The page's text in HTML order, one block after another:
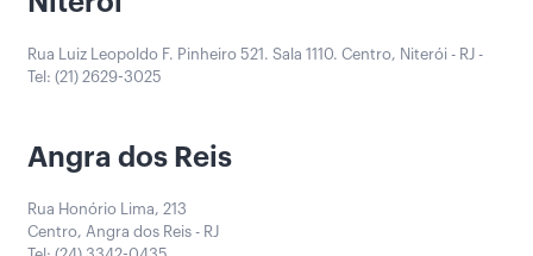
Rua Luiz Leopoldo F. Pinheiro 521. Sala 1110. Centro, Niterói - RJ -
Tel: (21) 2629-3025
Angra dos Reis
Rua Honório Lima, 213
Centro, Angra dos Reis - RJ